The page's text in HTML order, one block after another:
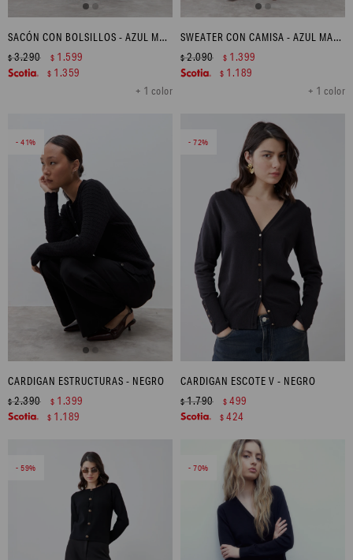
SACÓN CON BOLSILLOS - AZUL MARINO
+ 1 color
$3.290 $ 1.599
$ 1.359
SWEATER CON CAMISA - AZUL MARINO
+ 1 color
$2.090 $ 1.399
$ 1.189
41
CARDIGAN ESTRUCTURAS - NEGRO
$2.390 $ 1.399
$ 1.189
72
CARDIGAN ESCOTE V - NEGRO
$1.790 $ 499
$ 424
59 70